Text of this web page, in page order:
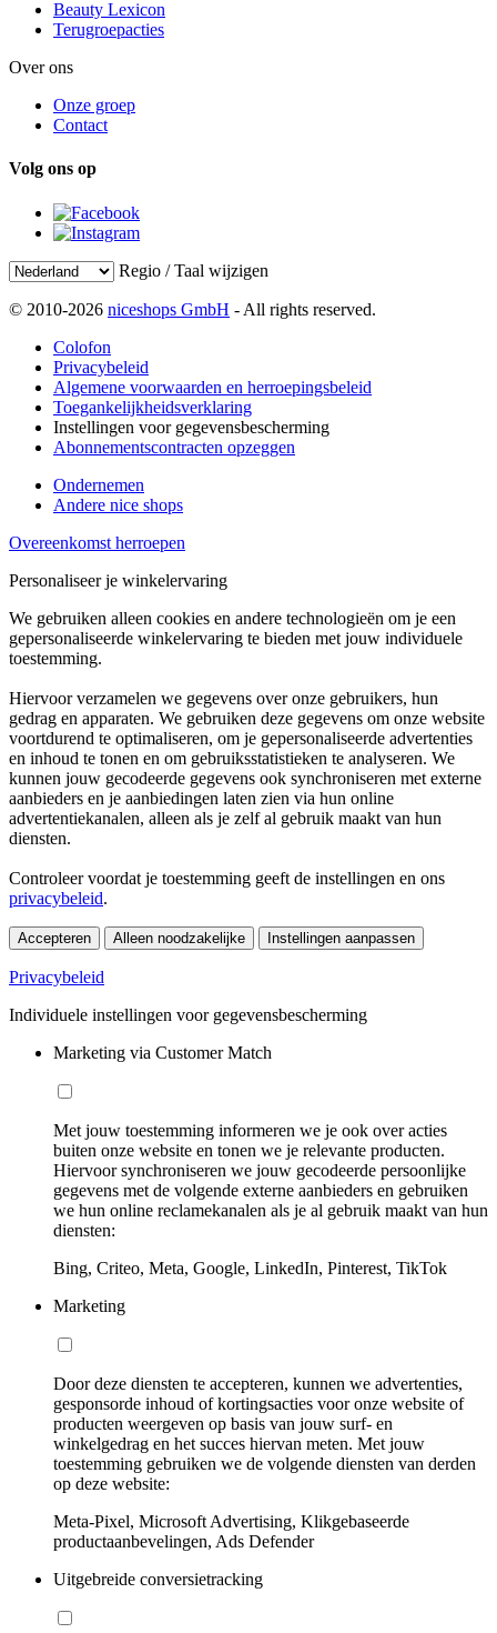
Beauty Lexicon
Terugroepacties
Over ons
Onze groep
Contact
Volg ons op
Regio / Taal wijzigen
© 2010-2026 niceshops GmbH - All rights reserved.
Colofon
Privacybeleid
Algemene voorwaarden en herroepingsbeleid
Toegankelijkheidsverklaring
Instellingen voor gegevensbescherming
Abonnementscontracten opzeggen
Ondernemen
Andere nice shops
Overeenkomst herroepen
Personaliseer je winkelervaring
We gebruiken alleen cookies en andere technologieën om je een
gepersonaliseerde winkelervaring te bieden met jouw individuele
toestemming.
Hiervoor verzamelen we gegevens over onze gebruikers, hun
gedrag en apparaten. We gebruiken deze gegevens om onze website
voortdurend te optimaliseren, om je gepersonaliseerde advertenties
en inhoud te tonen en om gebruiksstatistieken te analyseren. We
kunnen jouw gecodeerde gegevens ook synchroniseren met externe
aanbieders en je aanbiedingen laten zien via hun online
advertentiekanalen, alleen als je zelf al gebruik maakt van hun
diensten.
Controleer voordat je toestemming geeft de instellingen en ons
privacybeleid.
Accepteren Alleen noodzakelijke Instellingen aanpassen
Privacybeleid
Individuele instellingen voor gegevensbescherming
Marketing via Customer Match
Met jouw toestemming informeren we je ook over acties
buiten onze website en tonen we je relevante producten.
Hiervoor synchroniseren we jouw gecodeerde persoonlijke
gegevens met de volgende externe aanbieders en gebruiken
we hun online reclamekanalen als je al gebruik maakt van hun
diensten:
Bing, Criteo, Meta, Google, LinkedIn, Pinterest, TikTok
Marketing
Door deze diensten te accepteren, kunnen we advertenties,
gesponsorde inhoud of kortingsacties voor onze website of
producten weergeven op basis van jouw surf- en
winkelgedrag en het succes hiervan meten. Met jouw
toestemming gebruiken we de volgende diensten van derden
op deze website:
Meta-Pixel, Microsoft Advertising, Klikgebaseerde
productaanbevelingen, Ads Defender
Uitgebreide conversietracking